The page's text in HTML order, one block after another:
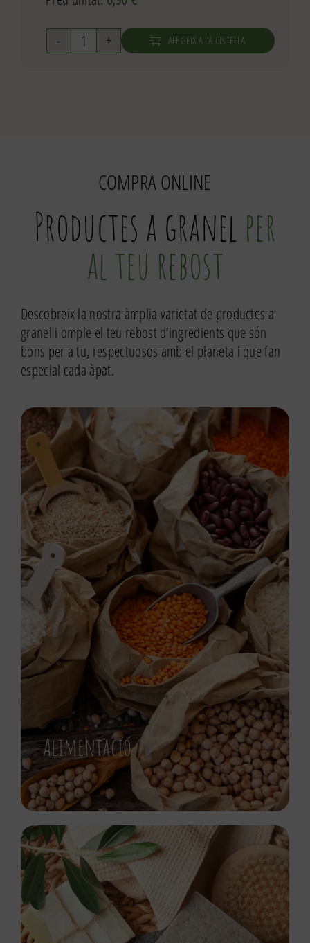
quantitat
250g
AFEGEIX A LA CISTELLA
COMPRA ONLINE
Productes a granel per
al teu rebost
Descobreix la nostra àmplia varietat de productes a
granel i omple el teu rebost d’ingredients que són
bons per a tu, respectuosos amb el planeta i que fan
especial cada àpat.
Alimentació